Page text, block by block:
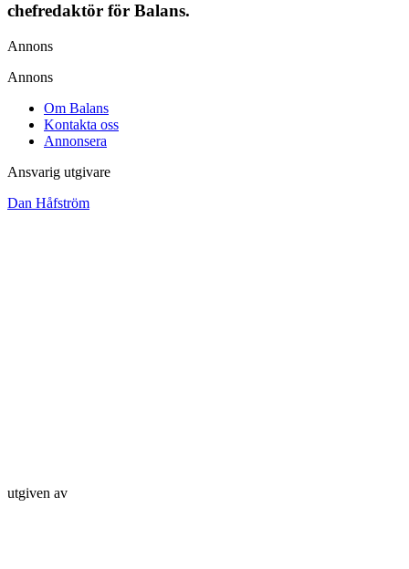
chefredaktör för Balans.
Annons
Annons
Om Balans
Kontakta oss
Annonsera
Ansvarig utgivare
Dan Håfström
utgiven av